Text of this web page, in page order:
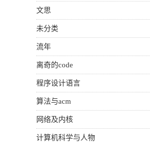
文思
未分类
流年
离奇的code
程序设计语言
算法与acm
网络及内核
计算机科学与人物